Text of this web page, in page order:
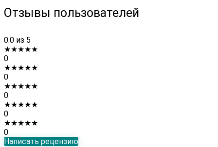
Отзывы пользователей
0.0 из 5
★★★★★
0
★★★★★
0
★★★★★
0
★★★★★
0
★★★★★
0
Написать рецензию